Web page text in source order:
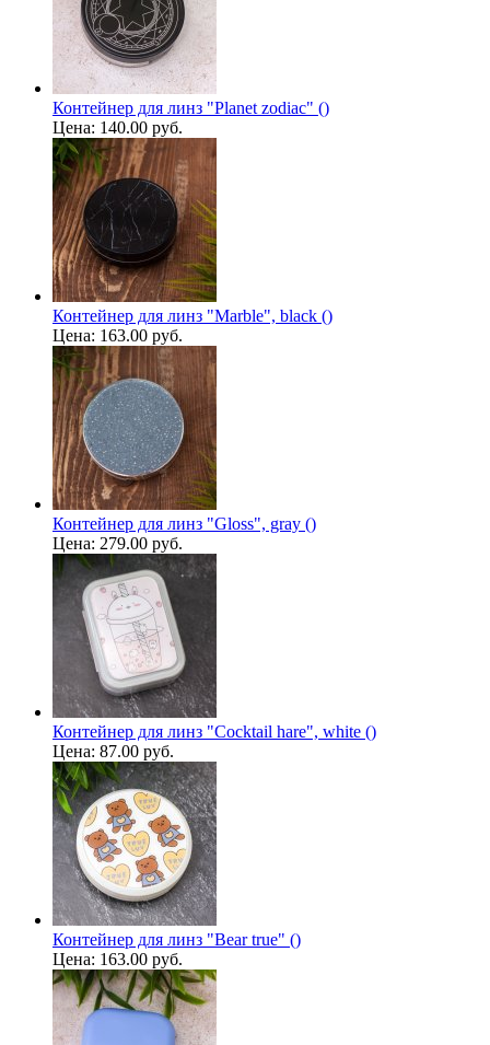
Контейнер для линз "Planet zodiac" ()
Цена: 140.00 руб.
Контейнер для линз "Marble", black ()
Цена: 163.00 руб.
Контейнер для линз "Gloss", gray ()
Цена: 279.00 руб.
Контейнер для линз "Cocktail hare", white ()
Цена: 87.00 руб.
Контейнер для линз "Bear true" ()
Цена: 163.00 руб.